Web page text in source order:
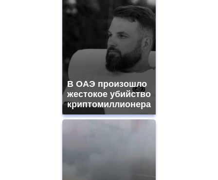
В ОАЭ произошло
жестокое убийство
криптомиллионера